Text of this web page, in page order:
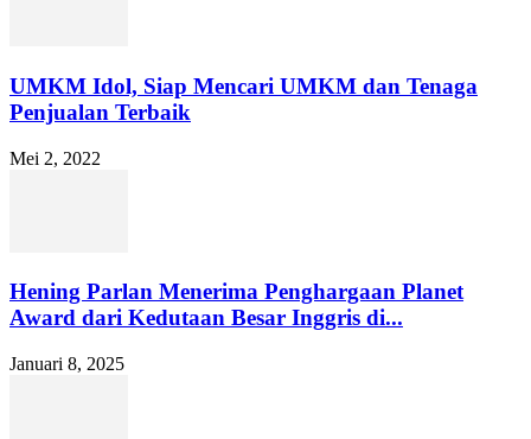
UMKM Idol, Siap Mencari UMKM dan Tenaga
Penjualan Terbaik
Mei 2, 2022
Hening Parlan Menerima Penghargaan Planet
Award dari Kedutaan Besar Inggris di...
Januari 8, 2025